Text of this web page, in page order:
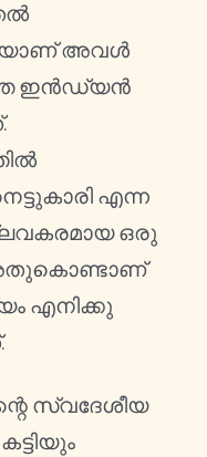
അവൾ
ഇൻഡ്യൻ
എന്ന
ഒരു
എനിക്കു
സ്വദേശീയ